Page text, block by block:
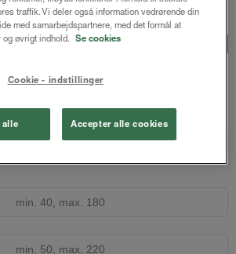
træpersienne 25mm
25mm
kr. Både online og i gardinbussen
Læs opmålingsvejledningen
traffik. Vi deler også information vedrørende din
med samarbejdspartnere, med det formål at
øvrigt indhold. Se cookies
Cookie - indstillinger
Accepter alle cookies